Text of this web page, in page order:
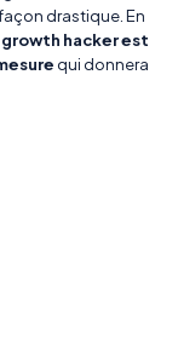
drastique. En
growth hacker est
qui donnera